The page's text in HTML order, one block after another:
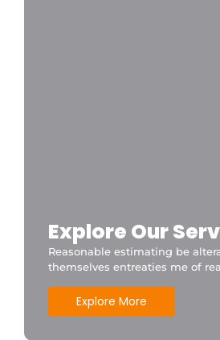
Explore Our
Reasonable estimating be
themselves entreaties me of
Explore More